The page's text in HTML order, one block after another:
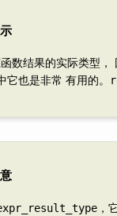
数结果的实际类型，
也是非常 有用的。
，